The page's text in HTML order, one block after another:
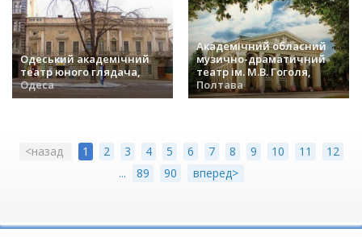
Одеський академічний
театр юного глядача,
Одеса
заходів (19) »
Академічний обласний
музично-драматичний
театр ім. М.В. Гоголя,
Полтава
заходів (18) »
<назад 1 2 3 4 5 6 7 8 9 10 11
12
...
89 90 вперед>